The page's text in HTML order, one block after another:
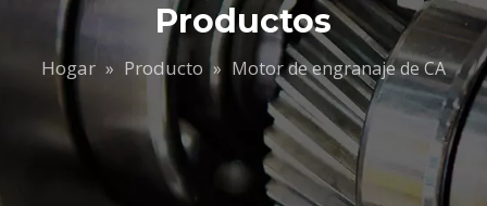
Productos
Hogar » Producto » Motor de engranaje de CA